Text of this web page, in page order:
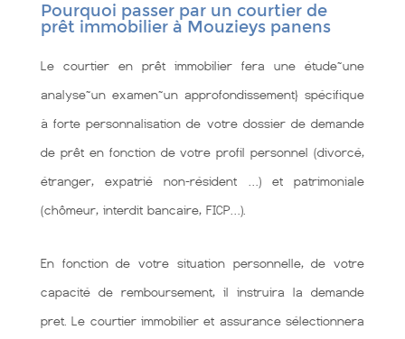
Pourquoi passer par un courtier de
prêt immobilier à Mouzieys panens
Le courtier en prêt immobilier fera une étude~une
analyse~un examen~un approfondissement} spécifique
à forte personnalisation de votre dossier de demande
de prêt en fonction de votre profil personnel (divorcé,
étranger, expatrié non-résident …) et patrimoniale
(chômeur, interdit bancaire, FICP…).
En fonction de votre situation personnelle, de votre
capacité de remboursement, il instruira la demande
pret. Le courtier immobilier et assurance sélectionnera